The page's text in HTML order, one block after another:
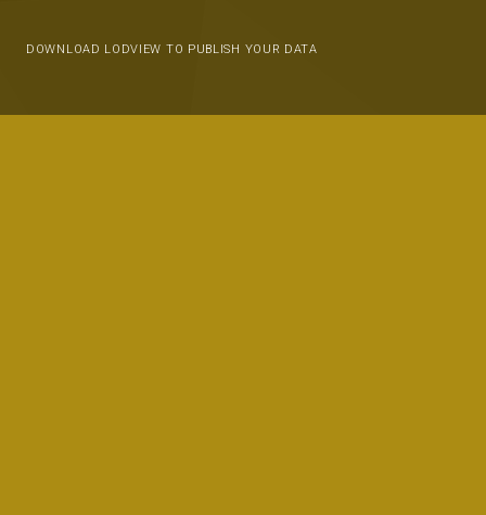
DOWNLOAD LODVIEW TO PUBLISH YOUR DATA